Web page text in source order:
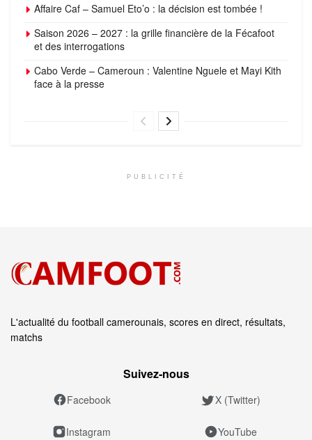
Affaire Caf – Samuel Eto’o : la décision est tombée !
Saison 2026 – 2027 : la grille financière de la Fécafoot
et des interrogations
Cabo Verde – Cameroun : Valentine Nguele et Mayi Kith
face à la presse
PUBLICITÉ
L'actualité du football camerounais, scores en direct, résultats,
matchs
Suivez‑nous
Facebook X (Twitter)
Instagram YouTube